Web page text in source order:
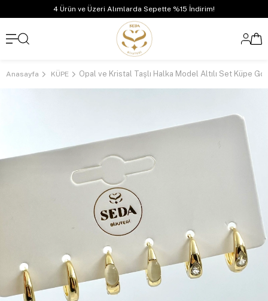
4 Ürün ve Üzeri Alımlarda Sepette %15 İndirim!
Anasayfa KÜPE Opal ve Kristal Taşlı Halka Model Altılı Set Küpe